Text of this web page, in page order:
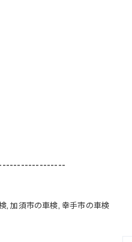
加須市の車検 幸手市の車検